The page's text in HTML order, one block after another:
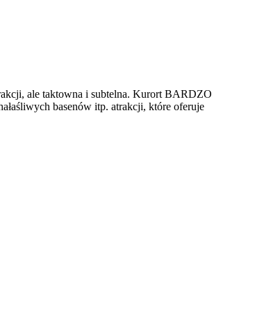
ale taktowna i subtelna. Kurort BARDZO
basenów itp. atrakcji, które oferuje